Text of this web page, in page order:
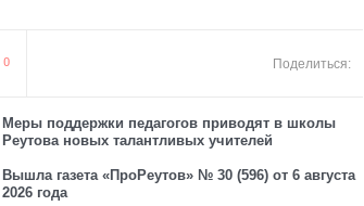
0 Поделиться:
Меры поддержки педагогов приводят в школы
Реутова новых талантливых учителей
Вышла газета «ПроРеутов» № 30 (596) от 6 августа
2026 года